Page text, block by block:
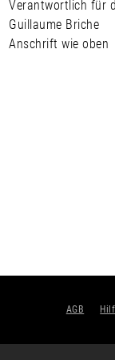
Verantwortlich für
Guillaume Briche
Anschrift wie oben
AGB